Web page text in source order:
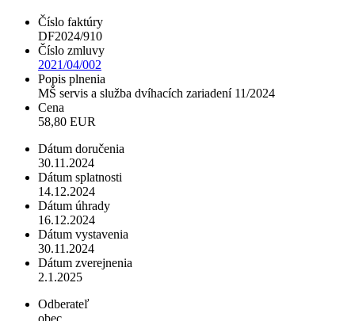
Číslo faktúry
DF2024/910
Číslo zmluvy
2021/04/002
Popis plnenia
MŠ servis a služba dvíhacích zariadení 11/2024
Cena
58,80 EUR
Dátum doručenia
30.11.2024
Dátum splatnosti
14.12.2024
Dátum úhrady
16.12.2024
Dátum vystavenia
30.11.2024
Dátum zverejnenia
2.1.2025
Odberateľ